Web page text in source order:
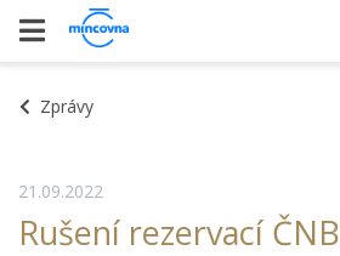
Zprávy
Rušení rezervací ČNB
21.09.2022